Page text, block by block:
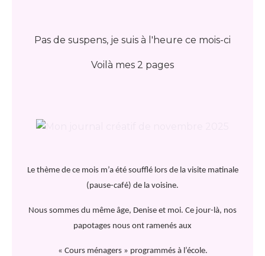
Pas de suspens, je suis à l'heure ce mois-ci
Voilà mes 2 pages
Le thème de ce mois m’a été soufflé lors de la visite matinale
(pause-café) de la voisine.
Nous sommes du même âge, Denise et moi. Ce jour-là, nos
papotages nous ont ramenés aux
« Cours ménagers » programmés à l’école.